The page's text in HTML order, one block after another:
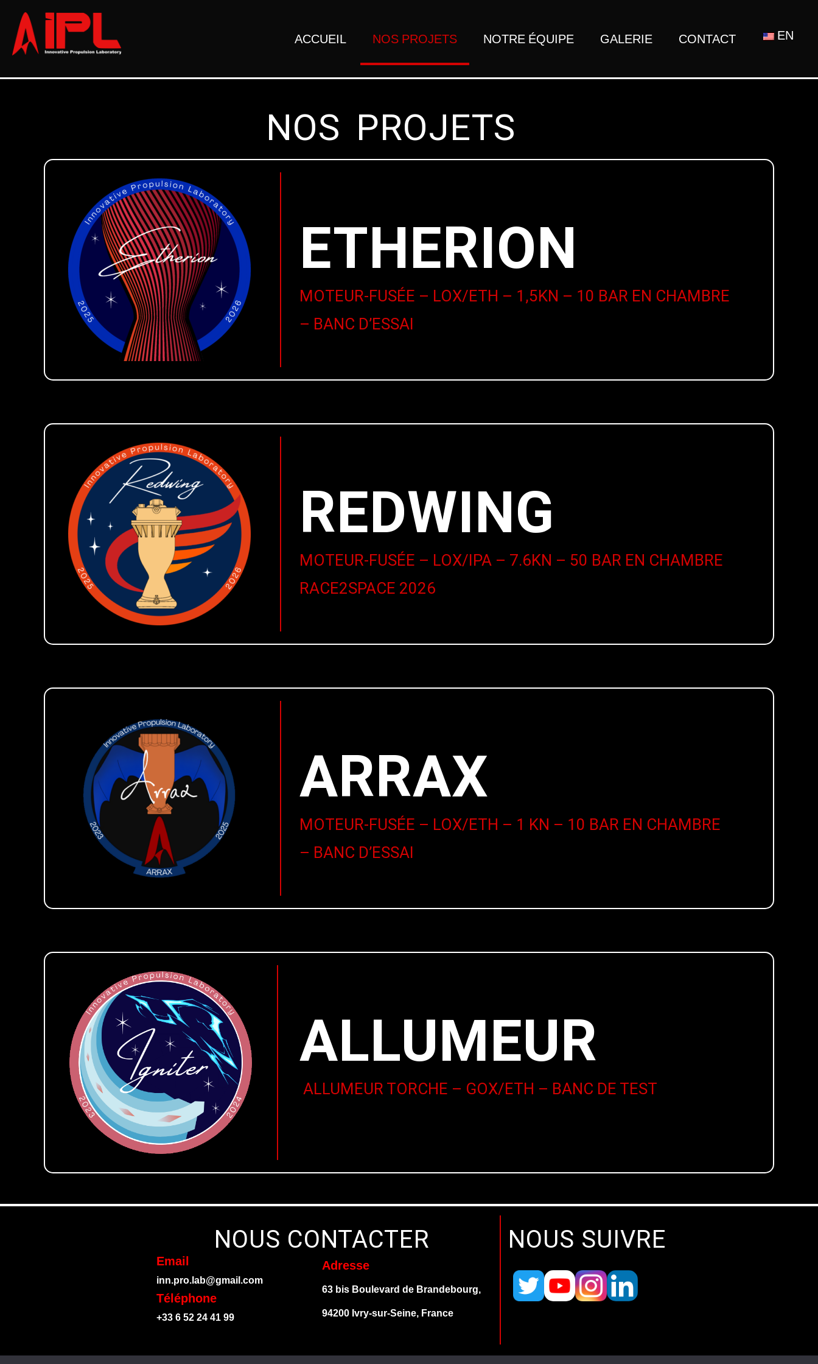
EN
ACCUEIL NOS PROJETS NOTRE ÉQUIPE GALERIE CONTACT
NOS PROJETS
ETHERION
MOTEUR-FUSÉE – LOX/ETH – 1,5KN – 10 BAR EN CHAMBRE
– BANC D’ESSAI
REDWING
MOTEUR-FUSÉE – LOX/IPA – 7.6KN – 50 BAR EN CHAMBRE
RACE2SPACE 2026
ARRAX
MOTEUR-FUSÉE – LOX/ETH – 1 KN – 10 BAR EN CHAMBRE
– BANC D’ESSAI
ALLUMEUR
ALLUMEUR TORCHE – GOX/ETH – BANC DE TEST
NOUS CONTACTER
Email
inn.pro.lab@gmail.com
Téléphone
+33 6 52 24 41 99
Adresse
63 bis Boulevard de Brandebourg,
94200 Ivry-sur-Seine, France
NOUS SUIVRE